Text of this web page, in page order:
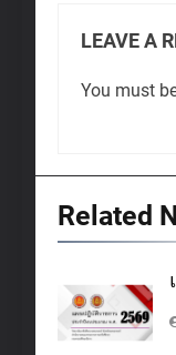
LEAVE A
You must
Related